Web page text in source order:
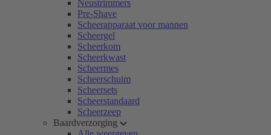
Neustrimmers
Pre-Shave
Scheerapparaat voor mannen
Scheergel
Scheerkom
Scheerkwast
Scheermes
Scheerschuim
Scheersets
Scheerstandaard
Scheerzeep
Baardverzorging